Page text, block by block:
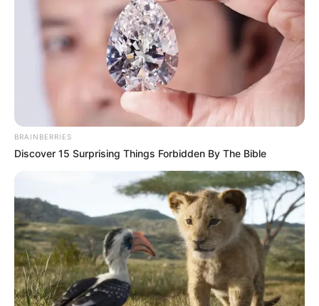
Ανακαλύψτε περισσότερα άρθρα στα αποτελέσματα
αναζήτησης.
BRAINBERRIES
Discover 15 Surprising Things Forbidden By The Bible